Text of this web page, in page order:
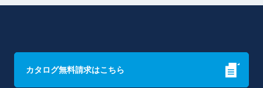
カタログ無料請求はこちら